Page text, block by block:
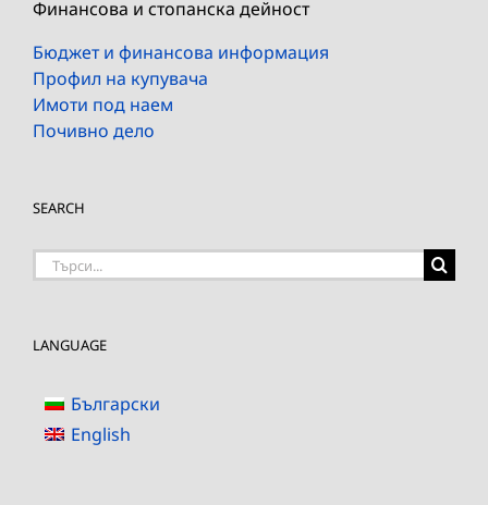
Финансова и стопанска дейност
Бюджет и финансова информация
Профил на купувача
Имоти под наем
Почивно дело
SEARCH
Търсене
LANGUAGE
Български
English